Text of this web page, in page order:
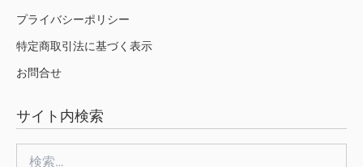
プライバシーポリシー
特定商取引法に基づく表示
お問合せ
サイト内検索